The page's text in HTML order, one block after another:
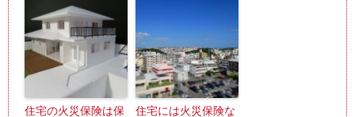
住宅の火災保険は保
住宅には火災保険な